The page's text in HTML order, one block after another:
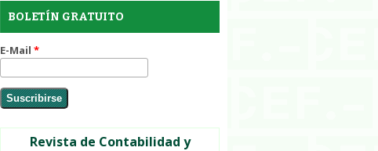
BOLETÍN GRATUITO
E-Mail *
Revista de Contabilidad y